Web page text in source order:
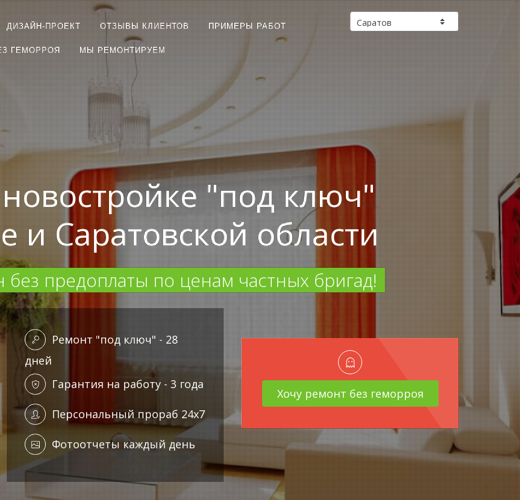
ДИЗАЙН-ПРОЕКТ ОТЗЫВЫ КЛИЕНТОВ ПРИМЕРЫ РАБОТ
ГЕМОРРОЯ МЫ РЕМОНТИРУЕМ
"под ключ"
и Саратовской области
предоплаты по ценам частных бригад!
Ремонт "под ключ" - 28
дней
Гарантия на работу - 3 года
Персональный прораб 24x7
Фотоотчеты каждый день
Хочу ремонт без геморроя